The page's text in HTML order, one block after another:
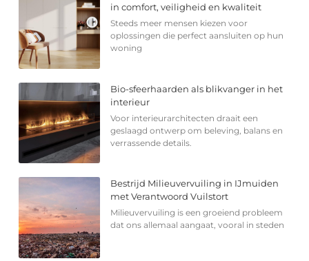
in comfort, veiligheid en kwaliteit
Steeds meer mensen kiezen voor
oplossingen die perfect aansluiten op hun
woning
Bio-sfeerhaarden als blikvanger in het
interieur
Voor interieurarchitecten draait een
geslaagd ontwerp om beleving, balans en
verrassende details.
Bestrijd Milieuvervuiling in IJmuiden
met Verantwoord Vuilstort
Milieuvervuiling is een groeiend probleem
dat ons allemaal aangaat, vooral in steden